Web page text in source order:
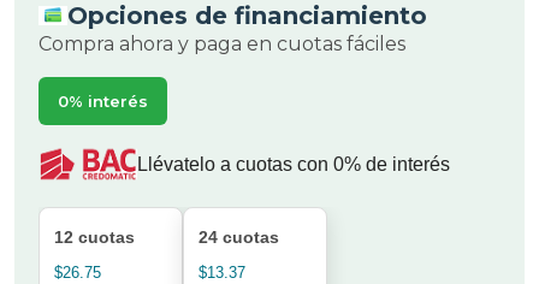
Opciones de financiamiento
Compra ahora y paga en cuotas fáciles
0% interés
Llévatelo a cuotas con 0% de interés
12 cuotas
$26.75
24 cuotas
$13.37